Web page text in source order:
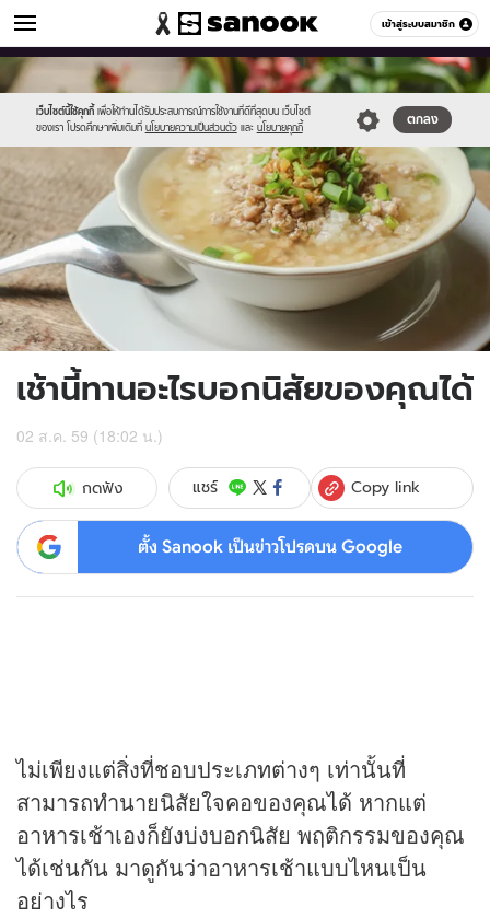
เข้าสู่ระบบสมาชิก
ดูดวง หมวดอื่นๆ
เว็บไซต์นี้ใช้คุกกี้ เพื่อให้ท่านได้รับประสบการณ์การใช้งานที่ดีที่สุดบน เว็บไซต์
ของเรา โปรดศึกษาเพิ่มเติมที่ นโยบายความเป็นส่วนตัว และ นโยบายคุกกี้
ตกลง
Sanook
//s.isanook.com/sr/0/images/logo-
new-
sanook.png
600
60
//s.isanook.com/ho/0/ud/20/102741/io.jpg
เช้านี้ทานอะไรบอกนิสัยของคุณได้
02 ส.ค. 59 (18:02 น.)
กดฟัง แชร์ Copy link
ตั้ง Sanook เป็นข่าวโปรดบน Google
ไม่เพียงแต่สิ่งที่ชอบประเภทต่างๆ เท่านั้นที่
สามารถทำนายนิสัยใจคอของคุณได้ หากแต่
อาหารเช้าเองก็ยังบ่งบอกนิสัย พฤติกรรมของคุณ
ได้เช่นกัน มาดูกันว่าอาหารเช้าแบบไหนเป็น
อย่างไร